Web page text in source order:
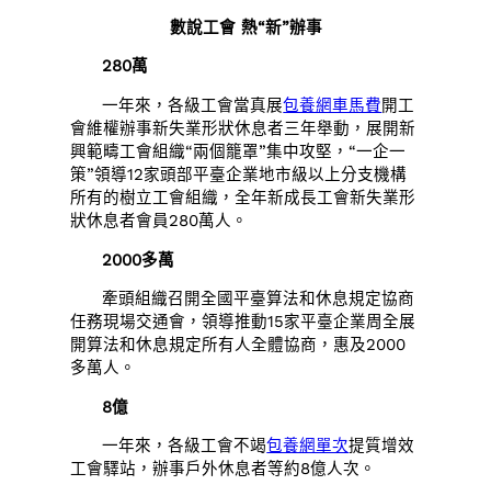
數說工會 熱“新”辦事
280萬
一年來，各級工會當真展包養網車馬費開工
會維權辦事新失業形狀休息者三年舉動，展開新
興範疇工會組織“兩個籠罩”集中攻堅，“一企一
策”領導12家頭部平臺企業地市級以上分支機構
所有的樹立工會組織，全年新成長工會新失業形
狀休息者會員280萬人。
2000多萬
牽頭組織召開全國平臺算法和休息規定協商
任務現場交通會，領導推動15家平臺企業周全展
開算法和休息規定所有人全體協商，惠及2000
多萬人。
8億
一年來，各級工會不竭包養網單次提質增效
工會驛站，辦事戶外休息者等約8億人次。